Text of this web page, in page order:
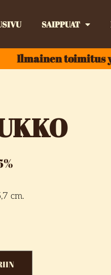
SAIPPUAT
Ilmainen toimitus
cm.